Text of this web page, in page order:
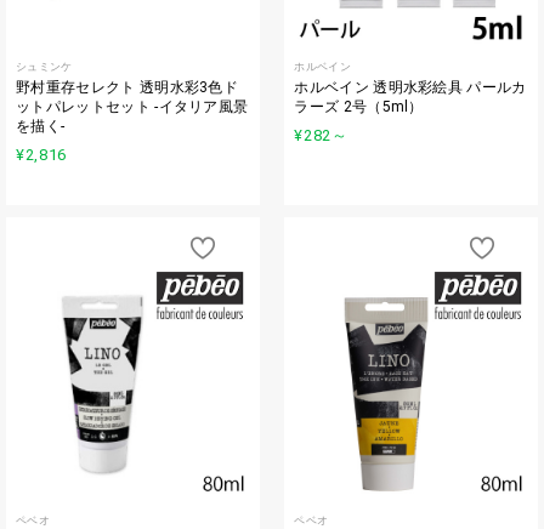
シュミンケ
野村重存セレクト 透明水彩3色ド
ットパレットセット -イタリア風景
を描く-
¥2,816
ホルベイン
ホルベイン 透明水彩絵具 パールカ
ラーズ 2号（5ml）
¥282 ～
ペベオ ペベオ